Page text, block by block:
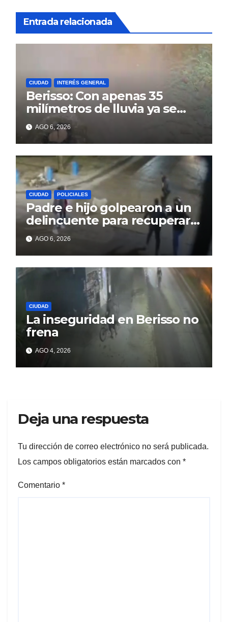
Entrada relacionada
CIUDAD INTERÉS GENERAL
Berisso: Con apenas 35
milímetros de lluvia ya se
sienten los problemas
AGO 6, 2026
CIUDAD POLICIALES
Padre e hijo golpearon a un
delincuente para recuperar
un celular robado en Berisso
AGO 6, 2026
CIUDAD
La inseguridad en Berisso no
frena
AGO 4, 2026
Deja una respuesta
Tu dirección de correo electrónico no será publicada.
Los campos obligatorios están marcados con *
Comentario *